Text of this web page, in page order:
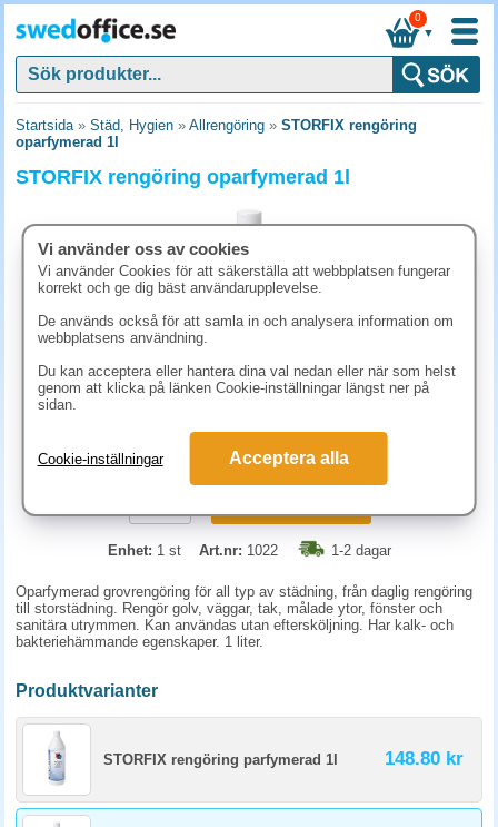
▼
0
Startsida» Städ, Hygien » Allrengöring » STORFIX rengöring
oparfymerad 1l
STORFIX rengöring oparfymerad 1l
148.80 kr (inkl. moms)
Enhet: 1 st Art.nr: 1022 1-2 dagar
Oparfymerad grovrengöring för all typ av städning, från daglig rengöring
till storstädning. Rengör golv, väggar, tak, målade ytor, fönster och
sanitära utrymmen. Kan användas utan eftersköljning. Har kalk- och
bakteriehämmande egenskaper. 1 liter.
Produktvarianter
STORFIX rengöring parfymerad 1l 148.80 kr
Vi använder oss av cookies
Vi använder Cookies för att säkerställa att webbplatsen fungerar
korrekt och ge dig bäst användarupplevelse.
De används också för att samla in och analysera information om
webbplatsens användning.
Du kan acceptera eller hantera dina val nedan eller när som helst
genom att klicka på länken Cookie-inställningar längst ner på
sidan.
Cookie-inställningar Acceptera alla